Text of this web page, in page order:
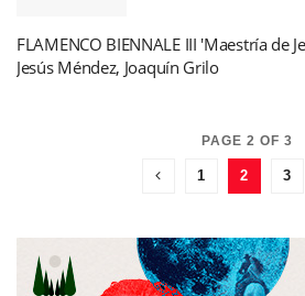
FLAMENCO BIENNALE III 'Maestría de
Jesús Méndez, Joaquín Grilo
PAGE 2 OF 3
1 2 3